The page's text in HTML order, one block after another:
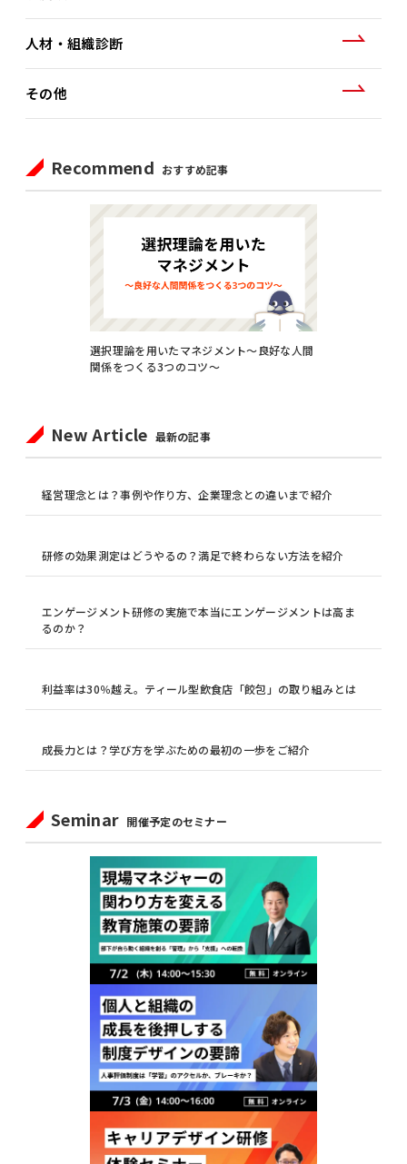
人材・組織診断
その他
Recommend おすすめ記事
選択理論を用いたマネジメント～良好な人間
関係をつくる3つのコツ～
New Article 最新の記事
経営理念とは？事例や作り方、企業理念との違いまで紹介
研修の効果測定はどうやるの？満足で終わらない方法を紹介
エンゲージメント研修の実施で本当にエンゲージメントは高ま
るのか？
利益率は30％越え。ティール型飲食店「餃包」の取り組みとは
成長力とは？学び方を学ぶための最初の一歩をご紹介
Seminar 開催予定のセミナー